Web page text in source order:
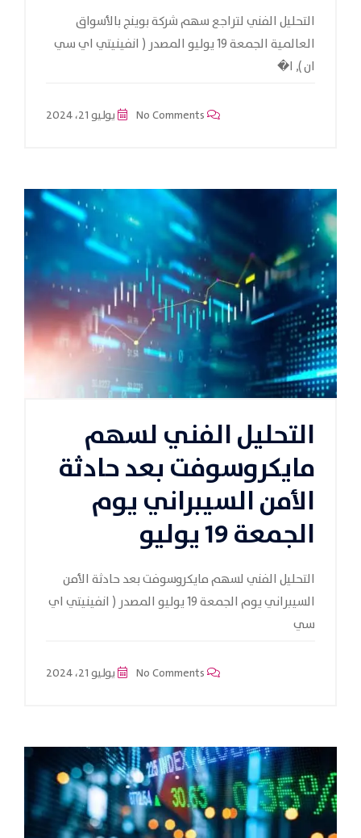
التحليل الفني لتراجع سهم شركة بوينج بالأسواق
العالمية الجمعة 19 يوليو المصدر ( انفينيتي اي سي
ان ), ا�
يوليو 21، 2024
التحليل الفني لسهم
مايكروسوفت بعد حادثة
الأمن السيبراني يوم
الجمعة 19 يوليو
التحليل الفني لسهم مايكروسوفت بعد حادثة الأمن
السيبراني يوم الجمعة 19 يوليو المصدر ( انفينيتي اي
سي
يوليو 21، 2024